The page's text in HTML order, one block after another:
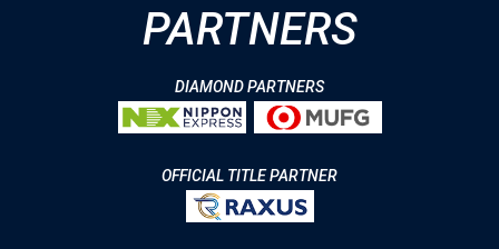
PARTNERS
DIAMOND PARTNERS
OFFICIAL TITLE PARTNER